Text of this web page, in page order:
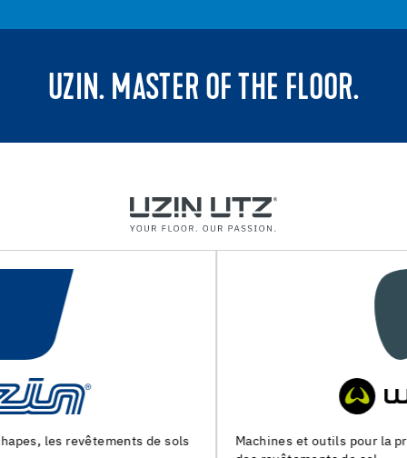
UZIN. MASTER OF THE FLOOR.
Machines et outils pour la preparation du support et la pose